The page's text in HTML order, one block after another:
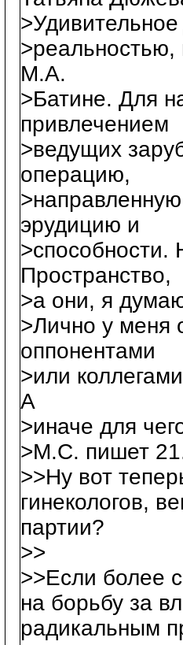
М.А.
>Батине. Для
привлечением
>ведущих
операцию,
эрудицию и
>способности.
Пространство,
>а они, я
>Лично у меня
оппонентами
>или
А
>иначе для
>М.С. пишет
>>Ну вот
гинекологов,
партии?
>>
>>Если более
на борьбу за
радикальным